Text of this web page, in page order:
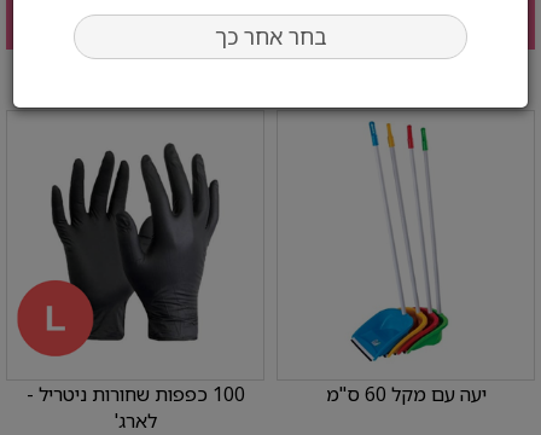
בחר אחר כך הוסף לעגלה הוסף לעגלה
יעה עם מקל 60 ס"מ
100 כפפות שחורות ניטריל -
לארג'